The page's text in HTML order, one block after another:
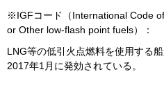
※IGFコード（International Code
or Other low-flash point fuels）：
LNG等の低引火点燃料を使用する
2017年1 月に発効されている。